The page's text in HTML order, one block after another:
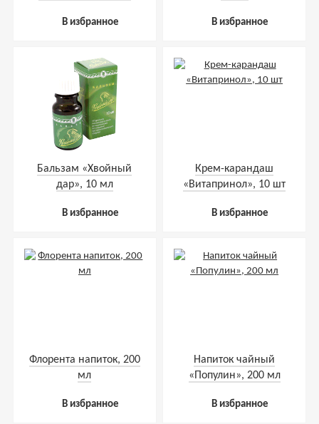
В избранное В избранное
Бальзам «Хвойный
дар», 10 мл
В избранное
Крем-карандаш
«Витапринол», 10 шт
В избранное
Флорента напиток, 200
мл
В избранное
Напиток чайный
«Популин», 200 мл
В избранное